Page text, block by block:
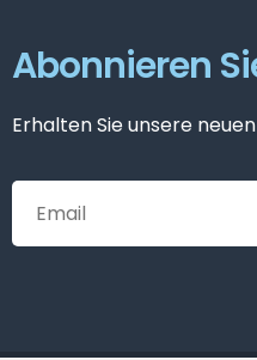
Abonnieren
Erhalten Sie unsere